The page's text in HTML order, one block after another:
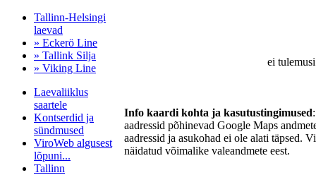
Tallinn-Helsingi
laevad
» Eckerö Line
» Tallink Silja
» Viking Line
Laevaliiklus
saartele
Kontserdid ja
sündmused
ViroWeb algusest
lõpuni...
Tallinn
ei
Info kaardi kohta ja kasutustingimused
aadressid põhinevad Google Maps
aadressid ja asukohad ei ole alati täpsed.
näidatud võimalike valeandmete eest.